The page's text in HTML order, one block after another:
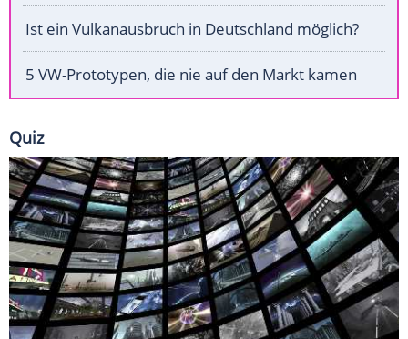
Ist ein Vulkanausbruch in Deutschland möglich?
5 VW-Prototypen, die nie auf den Markt kamen
Quiz